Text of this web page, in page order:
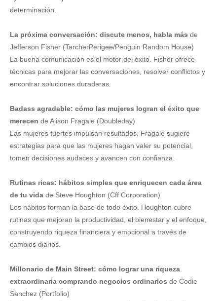
determinación.
La próxima conversación: discute menos, habla más de
Jefferson Fisher (TarcherPerigee/Penguin Random House)
La buena comunicación es el motor del éxito. Fisher ofrece
técnicas para mejorar las conversaciones, resolver conflictos y
encontrar soluciones duraderas.
Badass agradable: cómo las mujeres logran el éxito que
merecen de Alison Fragale (Doubleday)
Las mujeres fuertes impulsan resultados. Fragale sugiere
estrategias para que las mujeres hagan valer su potencial,
tomen decisiones audaces y avancen con confianza.
Rutinas ricas: hábitos simples que enriquecen cada área
de tu vida de Steve Houghton (Cff Corporation)
Los hábitos forman la base de todo éxito. Houghton cubre
rutinas que mejoran la productividad, el bienestar y el enfoque,
construyendo riqueza financiera y emocional a través de
cambios diarios.
Millonario de Main Street: cómo lograr una riqueza
extraordinaria comprando negocios ordinarios de Codie
Sanchez (Portfolio)